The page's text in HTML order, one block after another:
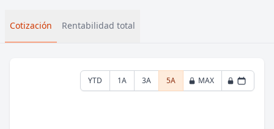
Cotización Rentabilidad total
YTD 1A 3A 5A MAX